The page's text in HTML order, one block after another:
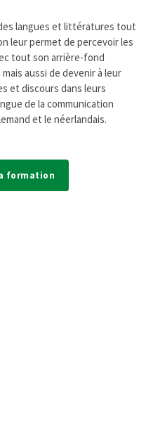
langues et littératures tout
leur permet de percevoir les
tout son arrière-fond
aussi de devenir à leur
et discours dans leurs
de la communication
et le néerlandais.
formation